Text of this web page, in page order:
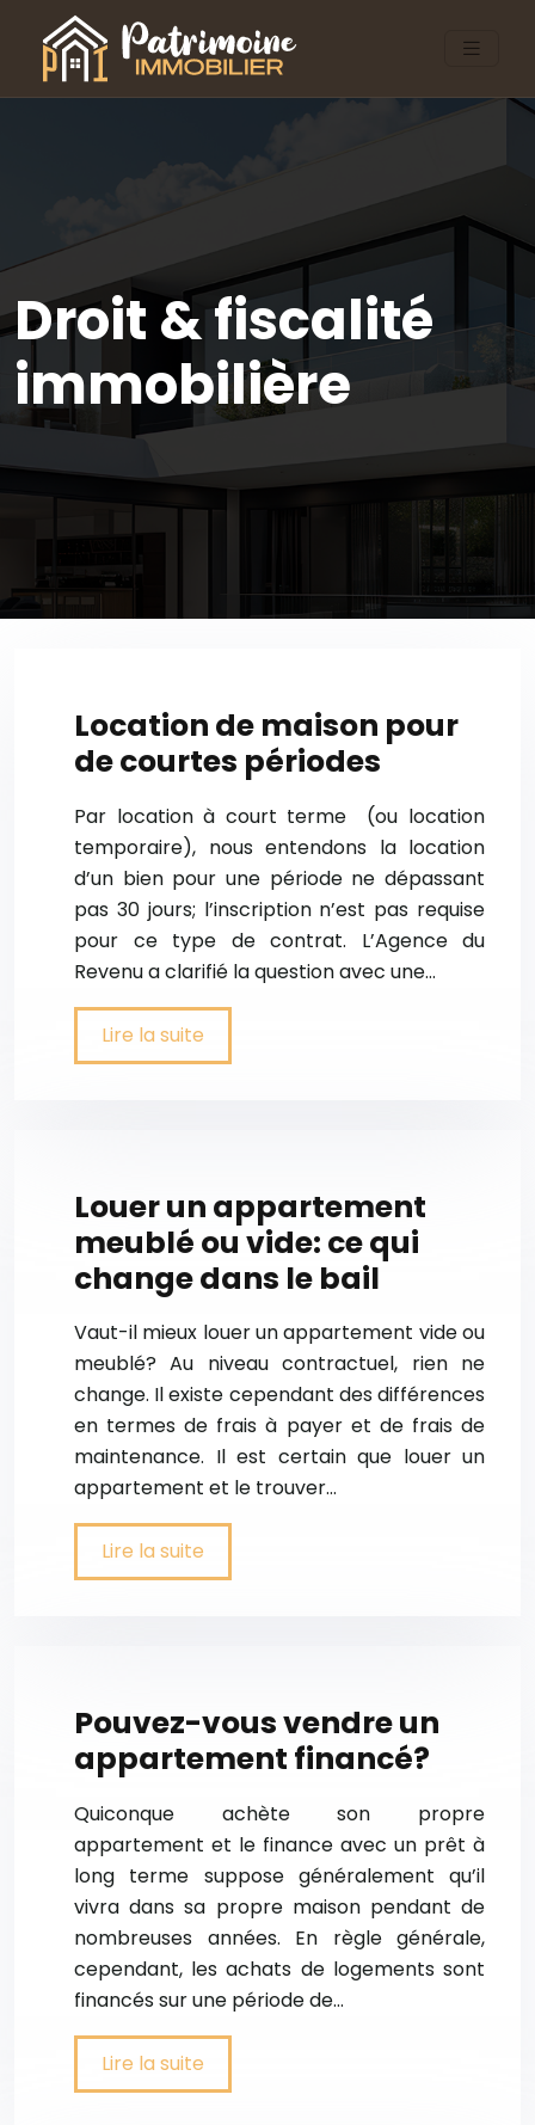
Droit & fiscalité
immobilière
Location de maison pour
de courtes périodes
Par location à court terme (ou location
temporaire), nous entendons la location
d’un bien pour une période ne dépassant
pas 30 jours; l’inscription n’est pas requise
pour ce type de contrat. L’Agence du
Revenu a clarifié la question avec une…
Lire la suite
Louer un appartement
meublé ou vide: ce qui
change dans le bail
Vaut-il mieux louer un appartement vide ou
meublé? Au niveau contractuel, rien ne
change. Il existe cependant des différences
en termes de frais à payer et de frais de
maintenance. Il est certain que louer un
appartement et le trouver…
Lire la suite
Pouvez-vous vendre un
appartement financé?
Quiconque achète son propre
appartement et le finance avec un prêt à
long terme suppose généralement qu’il
vivra dans sa propre maison pendant de
nombreuses années. En règle générale,
cependant, les achats de logements sont
financés sur une période de…
Lire la suite